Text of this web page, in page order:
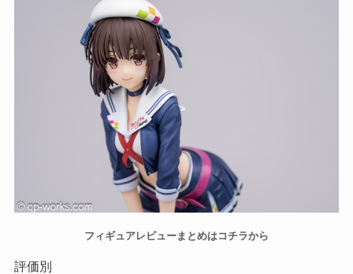
フィギュアレビューまとめはコチラから
評価別